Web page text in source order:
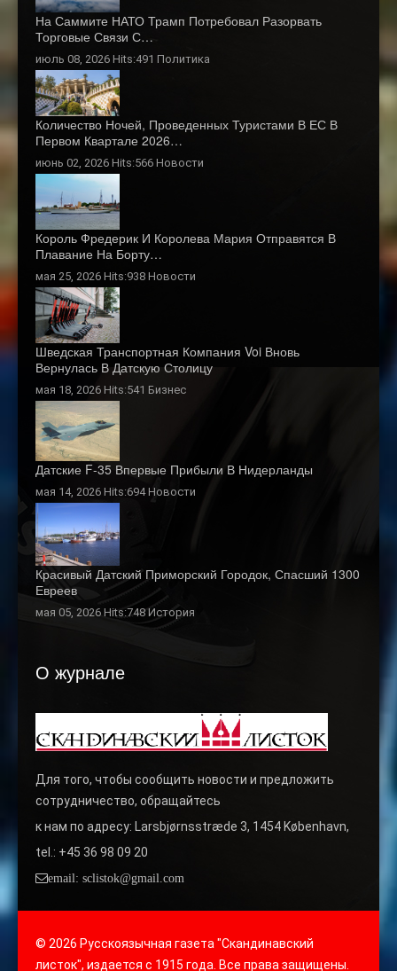
На Саммите НАТО Трамп Потребовал Разорвать
Торговые Связи С…
июль 08, 2026 Hits:491 Политика
Количество Ночей, Проведенных Туристами В ЕС В
Первом Квартале 2026…
июнь 02, 2026 Hits:566 Новости
Король Фредерик И Королева Мария Отправятся В
Плавание На Борту…
мая 25, 2026 Hits:938 Новости
Шведская Транспортная Компания Voi Вновь
Вернулась В Датскую Столицу
мая 18, 2026 Hits:541 Бизнес
Датские F-35 Впервые Прибыли В Нидерланды
мая 14, 2026 Hits:694Новости
Красивый Датский Приморский Городок, Спасший 1300
Евреев
мая 05, 2026 Hits:748История
О журнале
Для того, чтобы сообщить новости и предложить
сотрудничество, обращайтесь
к нам по адресу: Larsbjørnsstræde 3, 1454 København,
tel.: +45 36 98 09 20
email: sclistok@gmail.com
© 2026 Русскоязычная газета "Скандинавский
листок", издается с 1915 года. Все права защищены.